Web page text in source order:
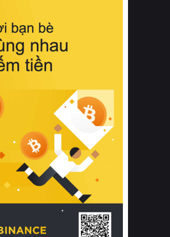
hồi chuẩn xác của phần đệm nâng đỡ
cột sống.
Bên cạnh đó, việc lựa chọn các dòng
sản phẩm đạt chuẩn chất lượng quốc
tế còn giúp ngăn ngừa tình trạng kích
khuẩn và nấm mốc trong điều kiện
thời tiết nóng ẩm. Bạn có thể tìm hiểu
thêm các nghiên cứu khoa học về tác
động của giấc ngủ và môi trường
phòng ngủ đối với sức khỏe con
người tại Sleep Foundation (External
Link) để có cái nhìn toàn diện hơn.
2. Các tiêu chí vàng khi lựa chọn
chăn ga gối đệm cao cấp cho phòng
ngủ
Để sở hữu một bộ chăn ga gối đệm
cao cấp hoàn hảo cả về thẩm mỹ lẫn
công năng, người tiêu dùng cần cân
nhắc kỹ lưỡng các tiêu chí quan trọng